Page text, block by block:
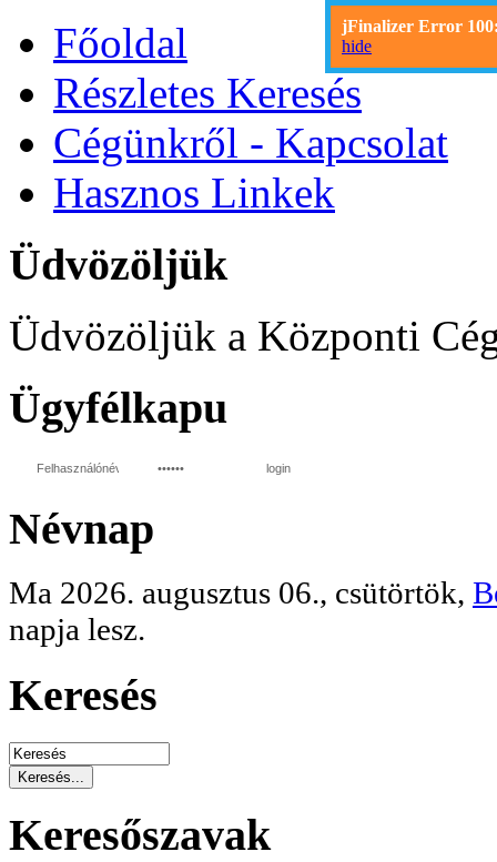
Főoldal
Részletes Keresés
Cégünkről - Kapcsolat
Hasznos Linkek
Üdvözöljük
Üdvözöljük a Központi
Ügyfélkapu
login
Névnap
Ma 2026. augusztus 06., csütörtök,
napja lesz.
Keresés
Keresőszavak
jFinalizer Error
hide